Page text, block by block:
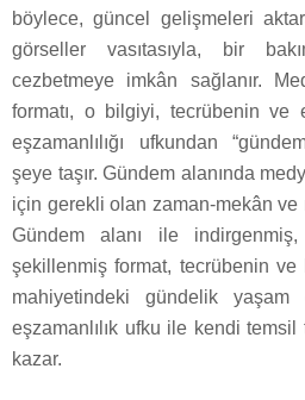
böylece, güncel gelişmeleri
görseller vasıtasıyla, bir
cezbetmeye imkân sağlanır.
formatı, o bilgiyi, tecrübenin ve
eşzamanlılığı ufkundan
şeye taşır. Gündem alanında
için gerekli olan zaman-mekân ve
Gündem alanı ile
şekillenmiş format, tecrübenin ve
mahiyetindeki gündelik yaşam
eşzamanlılık ufku ile kendi temsil
kazar.